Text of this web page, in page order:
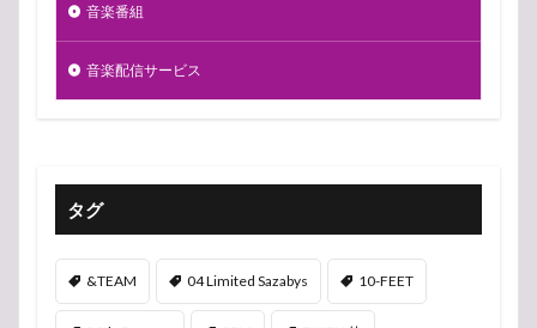
音楽番組
音楽配信サービス
タグ
&TEAM 04 Limited Sazabys 10-FEET